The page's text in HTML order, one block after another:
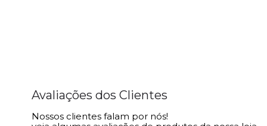
Avaliações dos Clientes
Nossos clientes falam por nós!